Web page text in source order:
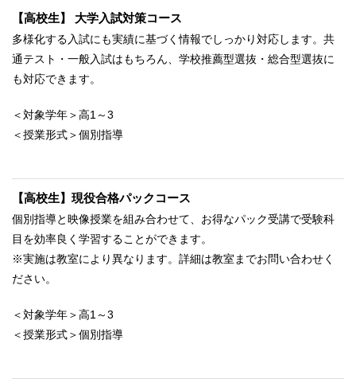
【高校生】 大学入試対策コース
多様化する入試にも実績に基づく情報でしっかり対応します。共
通テスト・一般入試はもちろん、学校推薦型選抜・総合型選抜に
も対応できます。
＜対象学年＞高1～3
＜授業形式＞個別指導
【高校生】現役合格パックコース
個別指導と映像授業を組み合わせて、お得なパック受講で受験科
目を効率良く学習することができます。
※実施は教室により異なります。詳細は教室までお問い合わせく
ださい。
＜対象学年＞高1～3
＜授業形式＞個別指導